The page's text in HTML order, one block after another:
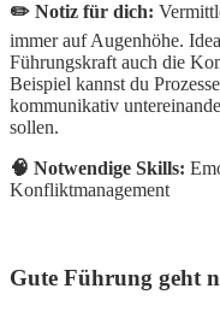
✏️ Notiz für dich:
immer auf Augenhöhe.
Führungskraft auch die
Beispiel kannst du
kommunikativ
sollen.
🧠 Notwendige Skills:
Konfliktmanagement
Gute Führung geht